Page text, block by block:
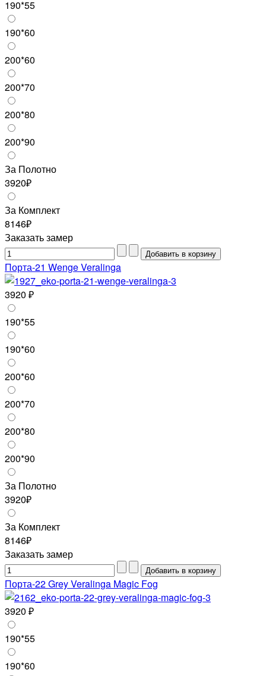
190*55
190*60
200*60
200*70
200*80
200*90
За Полотно
3920₽
За Комплект
8146₽
Заказать замер
Порта-21 Wenge Veralinga
3920 ₽
190*55
190*60
200*60
200*70
200*80
200*90
За Полотно
3920₽
За Комплект
8146₽
Заказать замер
Порта-22 Grey Veralinga Magic Fog
3920 ₽
190*55
190*60